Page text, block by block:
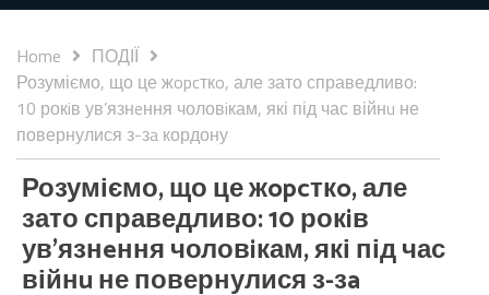
Home
ПОДІЇ
Розуміємо, що це жopcткo, але зато справедливо:
10 рокiв ув’язнeння чоловiкам, які під час війнu не
повернулися з-зa кордону
Розуміємо, що це жopcткo, але
зато справедливо: 10 рокiв
ув’язнeння чоловiкам, які під час
війнu не повернулися з-зa